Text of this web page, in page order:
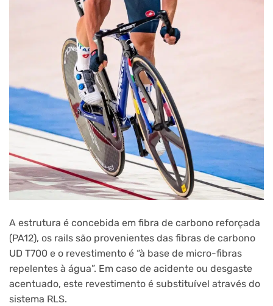
A estrutura é concebida em fibra de carbono reforçada
(PA12), os rails são provenientes das fibras de carbono
UD T700 e o revestimento é “à base de micro-fibras
repelentes à água”. Em caso de acidente ou desgaste
acentuado, este revestimento é substituível através do
sistema RLS.